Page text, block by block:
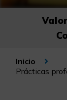
Inicio
Prácticas